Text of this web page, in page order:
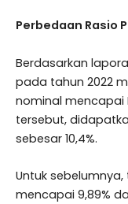
Perbedaan Rasio
Berdasarkan
pada tahun 2022
nominal mencapai
tersebut,
sebesar 10,4%.
Untuk
mencapai 9,89%